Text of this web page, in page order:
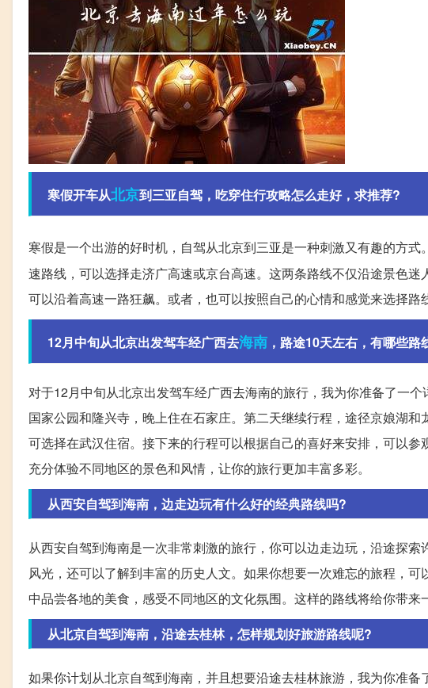
寒假开车从北京到三亚自驾，吃穿住行攻略怎么走好，求推荐?
寒假是一个出游的好时机，自驾从北京到三亚是一种刺激又有趣的方式
速路线，可以选择走济广高速或京台高速。这两条路线不仅沿途景色
可以沿着高速一路狂飙。或者，也可以按照自己的心情和感觉来选择路
12月中旬从北京出发驾车经广西去海南 ，路途10天左右，有哪些路
对于12月中旬从北京出发驾车经广西去海南的旅行，我为你准备了一
国家公园和隆兴寺，晚上住在石家庄。第二天继续行程，途径京娘湖
可选择在武汉住宿。接下来的行程可以根据自己的喜好来安排，可以
充分体验不同地区的景色和风情，让你的旅行更加丰富多彩。
从西安自驾到海南，边走边玩有什么好的经典路线吗?
从西安自驾到海南是一次非常刺激的旅行，你可以边走边玩，沿途探
风光，还可以了解到丰富的历史人文。如果你想要一次难忘的旅程，
中品尝各地的美食，感受不同地区的文化氛围。这样的路线将给你带来
从北京自驾到海南，沿途去桂林，怎样规划好旅游路线呢?
如果你计划从北京自驾到海南，并且想要沿途去桂林旅游，我为你准